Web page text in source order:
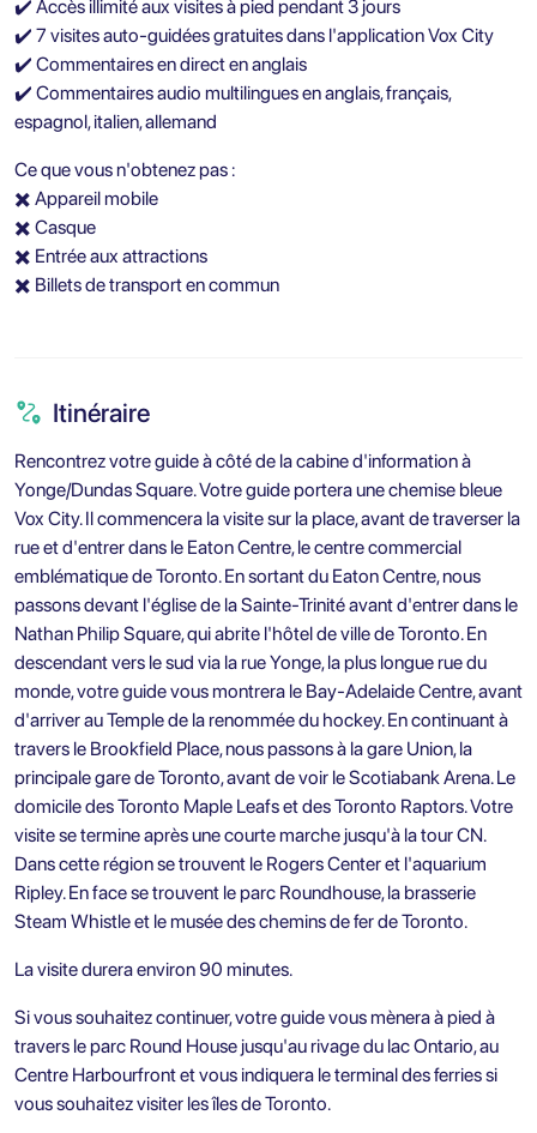
✔️ Accès illimité aux visites à pied pendant 3 jours
✔️ 7 visites auto-guidées gratuites dans l'application Vox City
✔️ Commentaires en direct en anglais
✔️ Commentaires audio multilingues en anglais, français,
espagnol, italien, allemand
Ce que vous n'obtenez pas :
✖️ Appareil mobile
✖️ Casque
✖️ Entrée aux attractions
✖️ Billets de transport en commun
Itinéraire
Rencontrez votre guide à côté de la cabine d'information à
Yonge/Dundas Square. Votre guide portera une chemise bleue
Vox City. Il commencera la visite sur la place, avant de traverser la
rue et d'entrer dans le Eaton Centre, le centre commercial
emblématique de Toronto. En sortant du Eaton Centre, nous
passons devant l'église de la Sainte-Trinité avant d'entrer dans le
Nathan Philip Square, qui abrite l'hôtel de ville de Toronto. En
descendant vers le sud via la rue Yonge, la plus longue rue du
monde, votre guide vous montrera le Bay-Adelaide Centre, avant
d'arriver au Temple de la renommée du hockey. En continuant à
travers le Brookfield Place, nous passons à la gare Union, la
principale gare de Toronto, avant de voir le Scotiabank Arena. Le
domicile des Toronto Maple Leafs et des Toronto Raptors. Votre
visite se termine après une courte marche jusqu'à la tour CN.
Dans cette région se trouvent le Rogers Center et l'aquarium
Ripley. En face se trouvent le parc Roundhouse, la brasserie
Steam Whistle et le musée des chemins de fer de Toronto.
La visite durera environ 90 minutes.
Si vous souhaitez continuer, votre guide vous mènera à pied à
travers le parc Round House jusqu'au rivage du lac Ontario, au
Centre Harbourfront et vous indiquera le terminal des ferries si
vous souhaitez visiter les îles de Toronto.